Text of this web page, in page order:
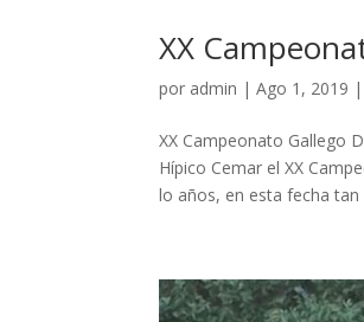
XX
por admin |Ago 1, 2019 |
XX Campeonato Gallego
Hípico Cemar el XX
lo años, en esta fecha tan